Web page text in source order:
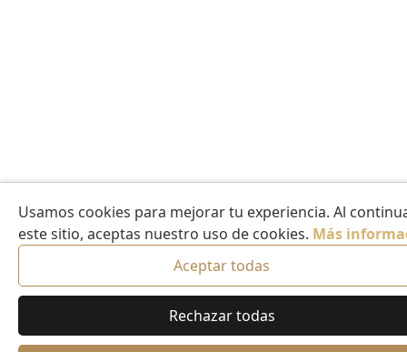
Usamos cookies para mejorar tu experiencia. Al
este sitio, aceptas nuestro uso de cookies. Más
Aceptar todas
Rechazar todas